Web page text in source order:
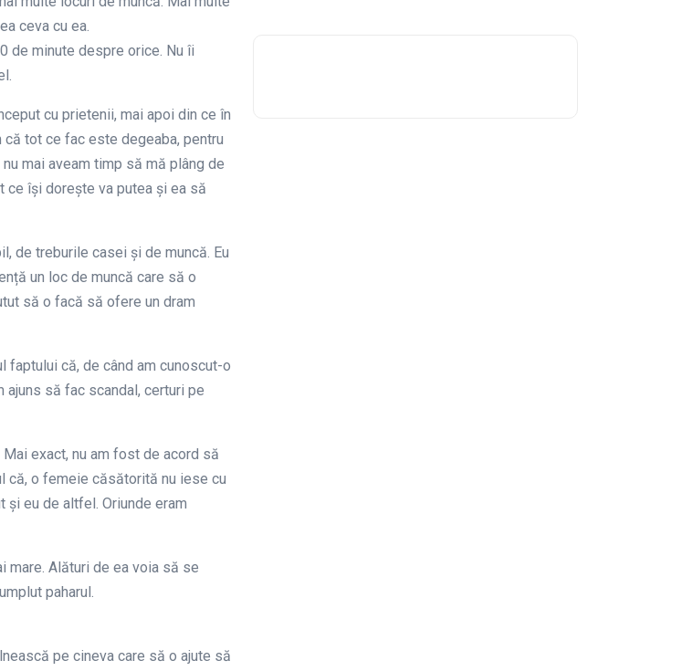
ceva cu ea.
de minute despre orice. Nu îi
cu prietenii, mai apoi din ce în
tot ce fac este degeaba, pentru
mai aveam timp să mă plâng de
ce își dorește va putea și ea să
de treburile casei și de muncă. Eu
un loc de muncă care să o
să o facă să ofere un dram
faptului că, de când am cunoscut-o
ajuns să fac scandal, certuri pe
exact, nu am fost de acord să
că, o femeie căsătorită nu iese cu
și eu de altfel. Oriunde eram
mare. Alături de ea voia să se
paharul.
pe cineva care să o ajute să